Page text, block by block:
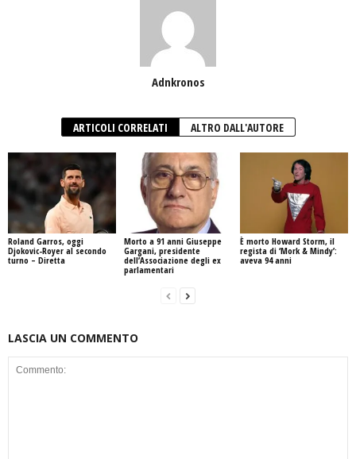
Adnkronos
ARTICOLI CORRELATI ALTRO DALL'AUTORE
Roland Garros, oggi
Djokovic-Royer al secondo
turno – Diretta
Morto a 91 anni Giuseppe
Gargani, presidente
dell’Associazione degli ex
parlamentari
È morto Howard Storm, il
regista di ‘Mork & Mindy’:
aveva 94 anni
LASCIA UN COMMENTO